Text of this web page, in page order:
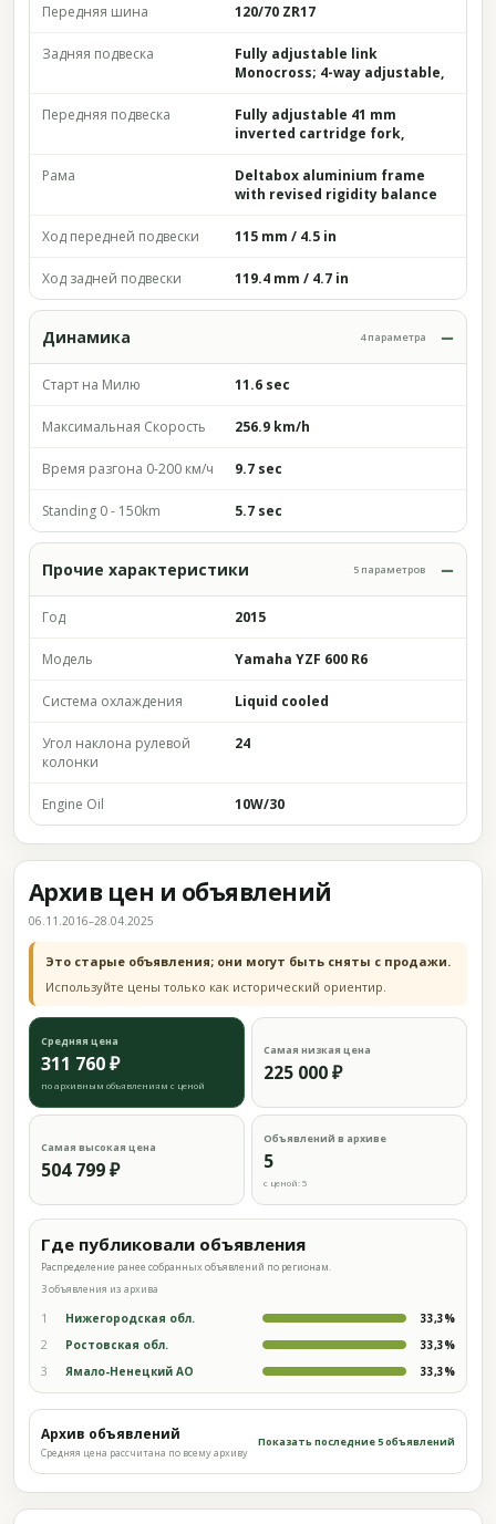
Передняя шина 120/70 ZR17
Задняя подвеска
Fully adjustable link
Monocross; 4-way adjustable,
Передняя подвеска
Fully adjustable 41 mm
inverted cartridge fork,
Рама
Deltabox aluminium frame
with revised rigidity balance
Ход передней подвески 115 mm / 4.5 in
Ход задней подвески 119.4 mm / 4.7 in
Динамика 4 параметра
Старт на Милю 11.6 sec
Максимальная Скорость 256.9 km/h
Время разгона 0-200 км/ч 9.7 sec
Standing 0 - 150km 5.7 sec
Прочие характеристики 5 параметров
Год 2015
Модель Yamaha YZF 600 R6
Система охлаждения Liquid cooled
Угол наклона рулевой
колонки
24
Engine Oil 10W/30
Архив цен и объявлений
06.11.2016–28.04.2025
Это старые объявления; они могут быть сняты с продажи.
Используйте цены только как исторический ориентир.
Средняя цена
311 760 ₽
по архивным объявлениям с ценой
Самая низкая цена
225 000 ₽
Самая высокая цена
504 799 ₽
Объявлений в архиве
5
с ценой: 5
Где публиковали объявления
Распределение ранее собранных объявлений по регионам.
3 объявления из архива
1 Нижегородская обл. 33,3%
2 Ростовская обл. 33,3%
3 Ямало-Ненецкий АО 33,3%
Архив объявлений
Средняя цена рассчитана по всему архиву
Показать последние 5 объявлений